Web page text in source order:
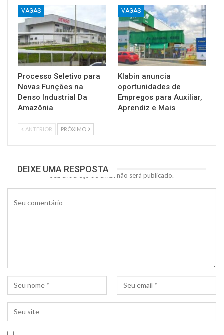
VAGAS
Processo Seletivo para
Novas Funções na
Denso Industrial Da
Amazônia
VAGAS
Klabin anuncia
oportunidades de
Empregos para Auxiliar,
Aprendiz e Mais
ANTERIOR PRÓXIMO
DEIXE UMA RESPOSTA
Seu endereço de email não será publicado.